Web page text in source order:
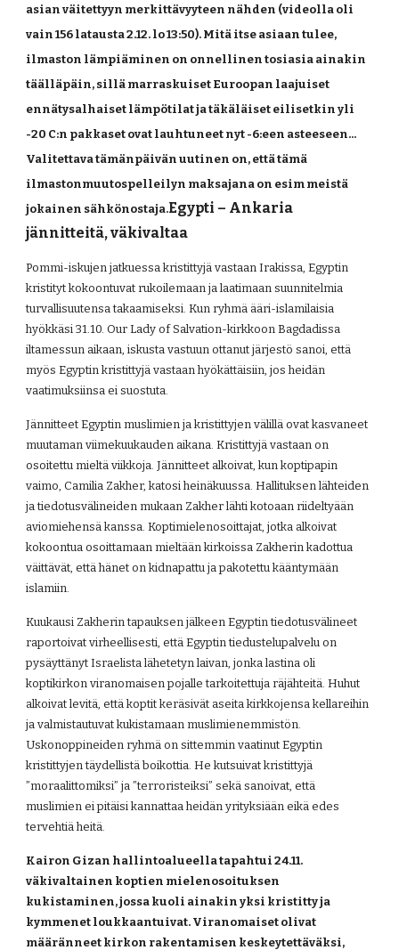
asian väitettyyn merkittävyyteen nähden (videolla oli
vain 156 latausta 2.12. lo 13:50). Mitä itse asiaan tulee,
ilmaston lämpiäminen on onnellinen tosiasia ainakin
täälläpäin, sillä marraskuiset Euroopan laajuiset
ennätysalhaiset lämpötilat ja täkäläiset eilisetkin yli
-20 C:n pakkaset ovat lauhtuneet nyt -6:een asteeseen...
Valitettava tämänpäivän uutinen on, että tämä
ilmastonmuutospelleilyn maksajana on esim meistä
jokainen sähkönostaja.Egypti – Ankaria
jännitteitä, väkivaltaa
Pommi-iskujen jatkuessa kristittyjä vastaan Irakissa, Egyptin
kristityt kokoontuvat rukoilemaan ja laatimaan suunnitelmia
turvallisuutensa takaamiseksi. Kun ryhmä ääri-islamilaisia
hyökkäsi 31.10. Our Lady of Salvation-kirkkoon Bagdadissa
iltamessun aikaan, iskusta vastuun ottanut järjestö sanoi, että
myös Egyptin kristittyjä vastaan hyökättäisiin, jos heidän
vaatimuksiinsa ei suostuta.
Jännitteet Egyptin muslimien ja kristittyjen välillä ovat kasvaneet
muutaman viimekuukauden aikana. Kristittyjä vastaan on
osoitettu mieltä viikkoja. Jännitteet alkoivat, kun koptipapin
vaimo, Camilia Zakher, katosi heinäkuussa. Hallituksen lähteiden
ja tiedotusvälineiden mukaan Zakher lähti kotoaan riideltyään
aviomiehensä kanssa. Koptimielenosoittajat, jotka alkoivat
kokoontua osoittamaan mieltään kirkoissa Zakherin kadottua
väittävät, että hänet on kidnapattu ja pakotettu kääntymään
islamiin.
Kuukausi Zakherin tapauksen jälkeen Egyptin tiedotusvälineet
raportoivat virheellisesti, että Egyptin tiedustelupalvelu on
pysäyttänyt Israelista lähetetyn laivan, jonka lastina oli
koptikirkon viranomaisen pojalle tarkoitettuja räjähteitä. Huhut
alkoivat levitä, että koptit keräsivät aseita kirkkojensa kellareihin
ja valmistautuvat kukistamaan muslimienemmistön.
Uskonoppineiden ryhmä on sittemmin vaatinut Egyptin
kristittyjen täydellistä boikottia. He kutsuivat kristittyjä
”moraalittomiksi” ja ”terroristeiksi” sekä sanoivat, että
muslimien ei pitäisi kannattaa heidän yrityksiään eikä edes
tervehtiä heitä.
Kairon Gizan hallintoalueella tapahtui 24.11.
väkivaltainen koptien mielenosoituksen
kukistaminen, jossa kuoli ainakin yksi kristitty ja
kymmenet loukkaantuivat. Viranomaiset olivat
määränneet kirkon rakentamisen keskeytettäväksi,